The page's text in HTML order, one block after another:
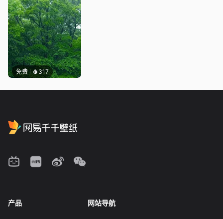
免费 317
产品 网站导航